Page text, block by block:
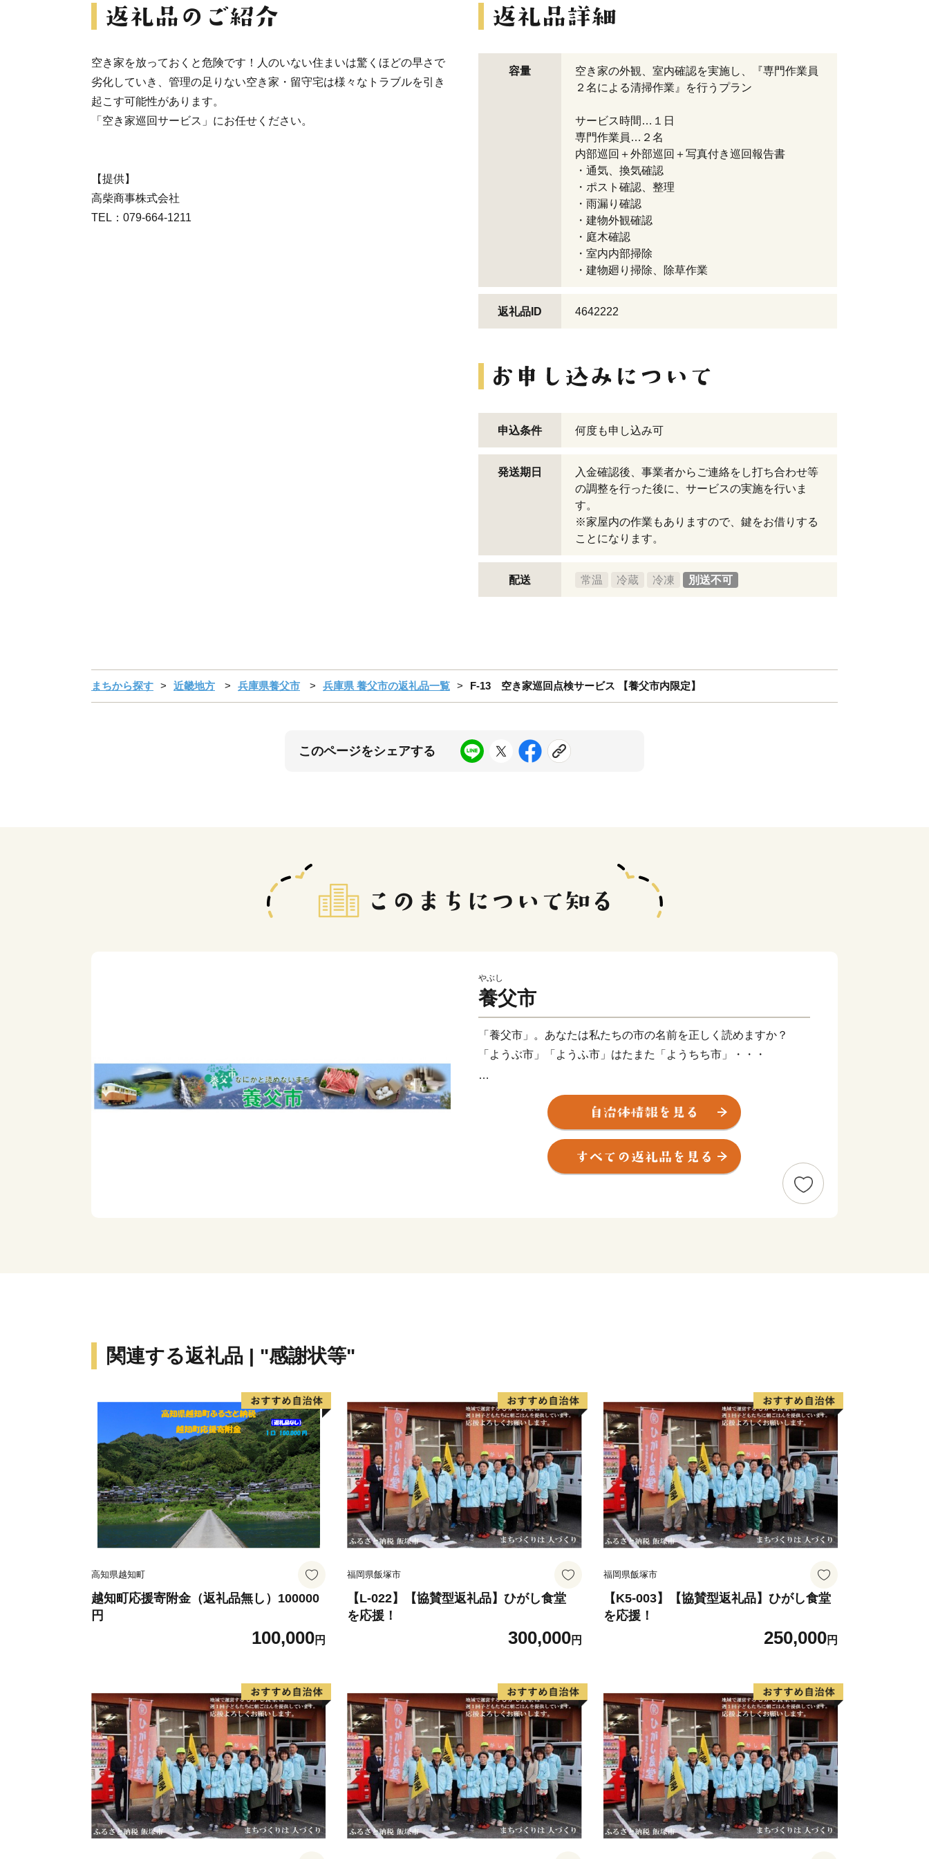
空き家を放っておくと危険です！人のいない住まいは驚くほどの早さで
劣化していき、管理の足りない空き家・留守宅は様々なトラブルを引き
起こす可能性があります。
「空き家巡回サービス」にお任せください。
【提供】
高柴商事株式会社
TEL：079-664-1211
容量
空き家の外観、室内確認を実施し、『専門作業員
２名による清掃作業』を行うプラン
サービス時間…１日
専門作業員…２名
内部巡回＋外部巡回＋写真付き巡回報告書
・通気、換気確認
・ポスト確認、整理
・雨漏り確認
・建物外観確認
・庭木確認
・室内内部掃除
・建物廻り掃除、除草作業
返礼品ID 4642222
申込条件 何度も申し込み可
発送期日
入金確認後、事業者からご連絡をし打ち合わせ等
の調整を行った後に、サービスの実施を行いま
す。
※家屋内の作業もありますので、鍵をお借りする
ことになります。
配送 常温 冷蔵 冷凍 別送不可
まちから探す 近畿地方 兵庫県養父市 兵庫県 養父市の返礼品一覧 F-13 空き家巡回点検サービス 【養父市内限定】
このページをシェアする
やぶし
養父市
「養父市」。あなたは私たちの市の名前を正しく読めますか？
「ようぶ市」「ようふ市」はたまた「ようちち市」・・・
正解は「やぶ市」と言います。漢字が難しすぎてあまり知られてい
ないのですが、実は色々と凄いんです！！
兵庫県の北部「但馬地域」の真ん中に位置する「養父（やぶ）市」
は、人口23,454人（令和元年５月現在）。兵庫県最高峰の氷ノ山
張っています！
関連する返礼品 | "感謝状等"
高知県越知町
越知町応援寄附金（返礼品無し）100000
円
100,000円
福岡県飯塚市
【L-022】【協賛型返礼品】ひがし食堂
を応援！
300,000円
福岡県飯塚市
【K5-003】【協賛型返礼品】ひがし食堂
を応援！
250,000円